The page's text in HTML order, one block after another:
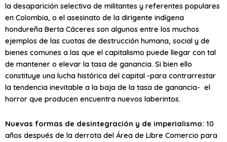
la desaparición selectiva de militantes y referentes populares
en Colombia, o el asesinato de la dirigente indígena
hondureña Berta Cáceres son algunos entre los muchos
ejemplos de las cuotas de destrucción humana, social y de
bienes comunes a las que el capitalismo puede llegar con tal
de mantener o elevar la tasa de ganancia. Si bien ello
constituye una lucha histórica del capital -para contrarrestar
la tendencia inevitable a la baja de la tasa de ganancia- el
horror que producen encuentra nuevos laberintos.
Nuevas formas de desintegración y de imperialismo: 10
años después de la derrota del Área de Libre Comercio para